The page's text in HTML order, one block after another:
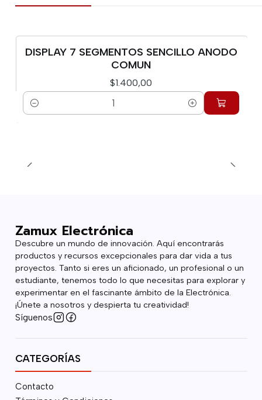
DISPLAY 7 SEGMENTOS SENCILLO ANODO
COMUN
$1.400,00
Cantidad
Zamux Electrónica
Descubre un mundo de innovación. Aquí encontrarás
productos y recursos excepcionales para dar vida a tus
proyectos. Tanto si eres un aficionado, un profesional o un
estudiante, tenemos todo lo que necesitas para explorar y
experimentar en el fascinante ámbito de la Electrónica.
¡Únete a nosotros y despierta tu creatividad!
Síguenos
CATEGORÍAS
Contacto